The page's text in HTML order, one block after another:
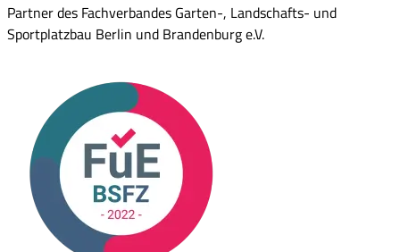
Partner des Fachverbandes Garten-, Landschafts- und
Sportplatzbau Berlin und Brandenburg e.V.